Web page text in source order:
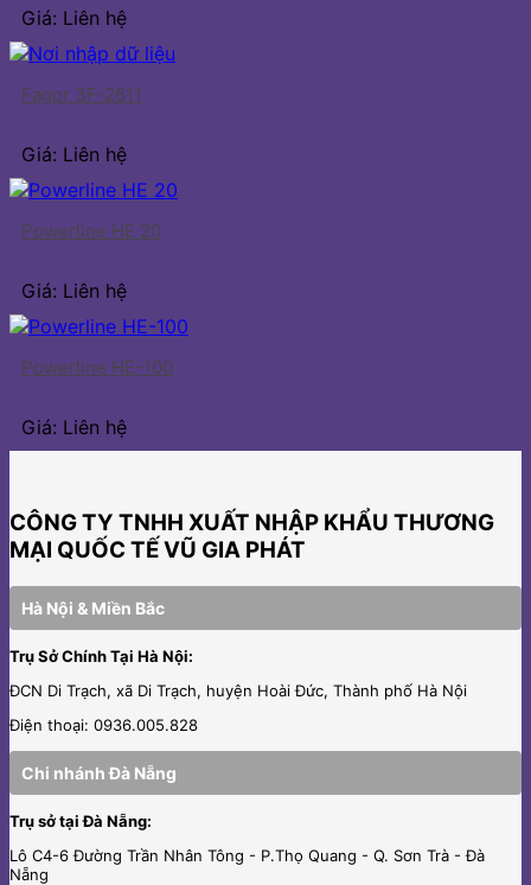
Giá: Liên hệ
Fagor 3F-2611
Giá: Liên hệ
Powerline HE 20
Giá: Liên hệ
Powerline HE-100
Giá: Liên hệ
CÔNG TY TNHH XUẤT NHẬP KHẨU THƯƠNG
MẠI QUỐC TẾ VŨ GIA PHÁT
Hà Nội & Miền Bắc
Trụ Sở Chính Tại Hà Nội:
ĐCN Di Trạch, xã Di Trạch, huyện Hoài Đức, Thành phố Hà Nội
Điện thoại: 0936.005.828
Chi nhánh Đà Nẵng
Trụ sở tại Đà Nẵng:
Lô C4-6 Đường Trần Nhân Tông - P.Thọ Quang - Q. Sơn Trà - Đà
Nẵng